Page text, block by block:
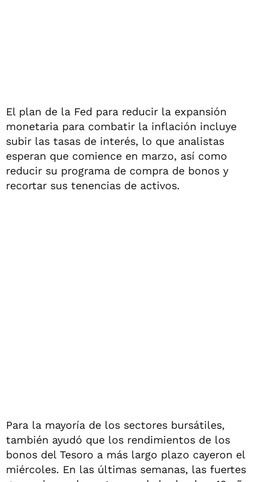
El plan de la Fed para reducir la expansión
monetaria para combatir la inflación incluye
subir las tasas de interés, lo que analistas
esperan que comience en marzo, así como
reducir su programa de compra de bonos y
recortar sus tenencias de activos.
Para la mayoría de los sectores bursátiles,
también ayudó que los rendimientos de los
bonos del Tesoro a más largo plazo cayeron el
miércoles. En las últimas semanas, las fuertes